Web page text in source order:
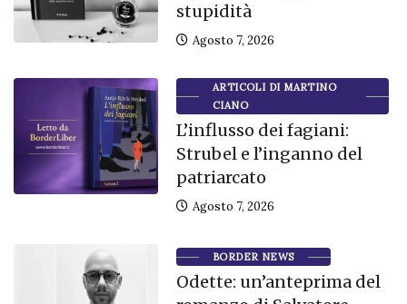
stupidità
Agosto 7, 2026
ARTICOLI DI MARTINO
CIANO
L’influsso dei fagiani:
Strubel e l’inganno del
patriarcato
Agosto 7, 2026
BORDER NEWS
Odette: un’anteprima del